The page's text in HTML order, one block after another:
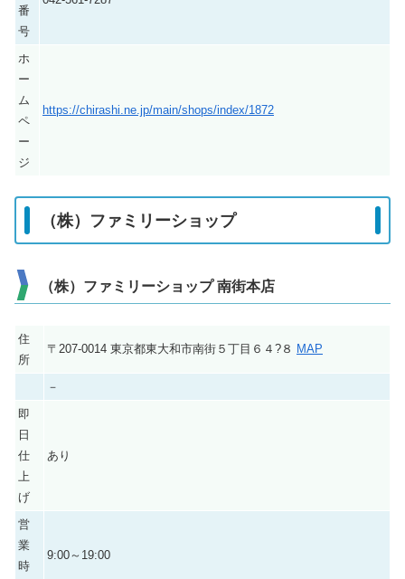
番
号
ホ
ー
ム
ペ
ー
ジ
https://chirashi.ne.jp/main/shops/index/1872
（株）ファミリーショップ
（株）ファミリーショップ 南街本店
住
所
〒207-0014 東京都東大和市南街５丁目６４?８ MAP
－
即
日
仕
上
げ
あり
営
業
時
9:00～19:00